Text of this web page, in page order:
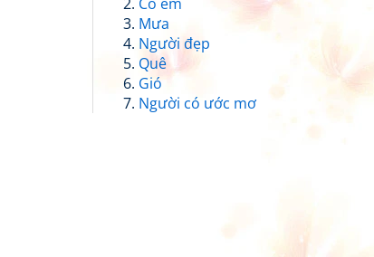
Mưa
Người đẹp
Quê
Gió
Người có ước mơ